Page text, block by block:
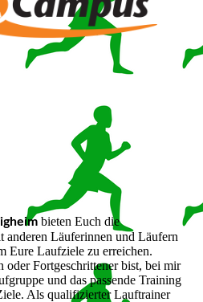
bieten Euch die
Läuferinnen und Läufern
Eure Laufziele zu erreichen.
Fortgeschrittener bist, bei mir
und das passende Training
Als qualifizierter Lauftrainer